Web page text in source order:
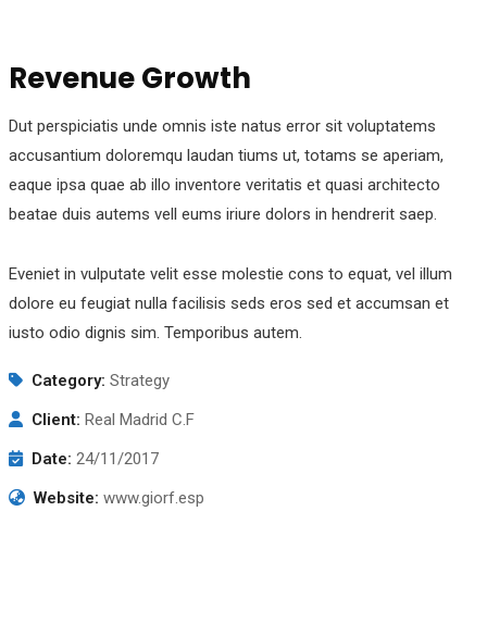
Revenue Growth
Dut perspiciatis unde omnis iste natus error sit voluptatems
accusantium doloremqu laudan tiums ut, totams se aperiam,
eaque ipsa quae ab illo inventore veritatis et quasi architecto
beatae duis autems vell eums iriure dolors in hendrerit saep.
Eveniet in vulputate velit esse molestie cons to equat, vel illum
dolore eu feugiat nulla facilisis seds eros sed et accumsan et
iusto odio dignis sim. Temporibus autem.
Category: Strategy
Client: Real Madrid C.F
Date: 24/11/2017
Website: www.giorf.esp